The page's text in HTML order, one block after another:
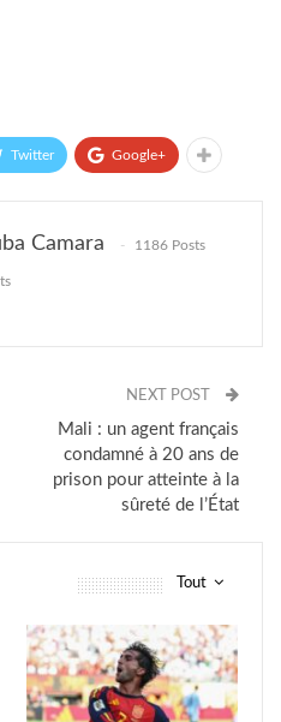
Twitter Google+
Camara 1186 Posts
NEXT POST
Mali : un agent français
condamné à 20 ans de
prison pour atteinte à la
sûreté de l’État
Tout